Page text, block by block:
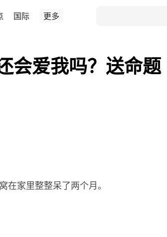
国际 更多
会爱我吗？送命题
家里整整呆了两个月。